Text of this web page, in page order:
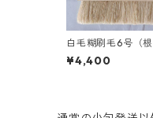
白毛糊刷毛6号（
さが長さ17cm、巾
¥4,400